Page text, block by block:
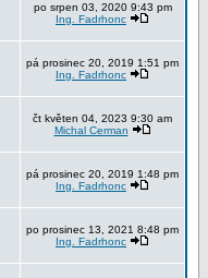
po srpen 03, 2020 9:43 pm
Ing. Fadrhonc
pá prosinec 20, 2019 1:51 pm
Ing. Fadrhonc
čt květen 04, 2023 9:30 am
Michal Cerman
pá prosinec 20, 2019 1:48 pm
Ing. Fadrhonc
po prosinec 13, 2021 8:48 pm
Ing. Fadrhonc